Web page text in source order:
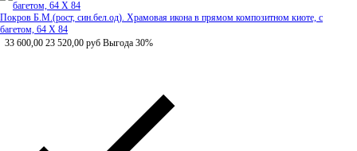
Покров Б.М.(рост, син.бел.од). Храмовая икона в прямом композитном киоте, с
багетом, 64 Х 84
33 600,00 23 520,00 руб Выгода 30%